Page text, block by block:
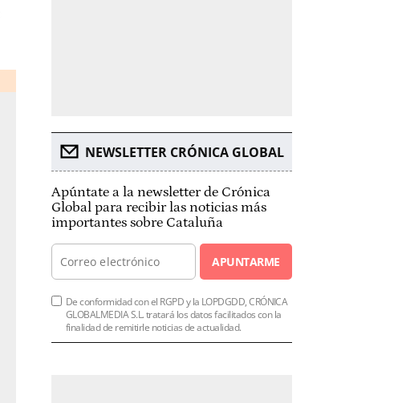
NEWSLETTER CRÓNICA GLOBAL
Apúntate a la newsletter de Crónica
Global para recibir las noticias más
importantes sobre Cataluña
APUNTARME
De conformidad con el RGPD y la LOPDGDD, CRÓNICA
GLOBALMEDIA S.L. tratará los datos facilitados con la
finalidad de remitirle noticias de actualidad.